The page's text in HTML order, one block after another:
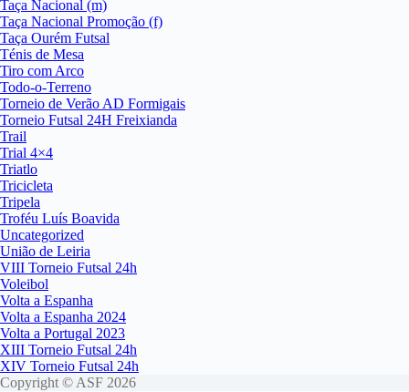
Taça Nacional (m)
Taça Nacional Promoção (f)
Taça Ourém Futsal
Ténis de Mesa
Tiro com Arco
Todo-o-Terreno
Torneio de Verão AD Formigais
Torneio Futsal 24H Freixianda
Trail
Trial 4×4
Triatlo
Tricicleta
Tripela
Troféu Luís Boavida
Uncategorized
União de Leiria
VIII Torneio Futsal 24h
Voleibol
Volta a Espanha
Volta a Espanha 2024
Volta a Portugal 2023
XIII Torneio Futsal 24h
XIV Torneio Futsal 24h
Copyright © ASF 2026